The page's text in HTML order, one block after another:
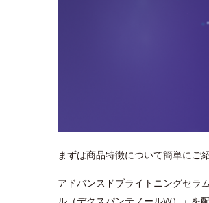
まずは商品特徴について簡単にご紹
アドバンスドブライトニングセラ